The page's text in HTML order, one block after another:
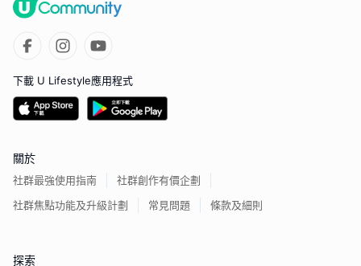
下載 U Lifestyle應用程式
關於
社群最強使用指南
社群創作有價企劃
社群焦點功能及升級計劃
常見問題 條款及細則
探索